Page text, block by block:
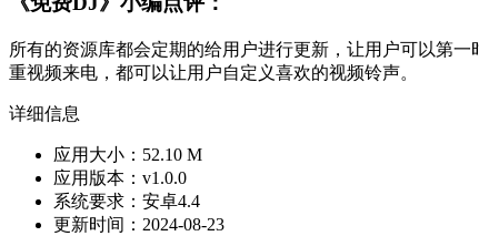
所有的资源库都会定期的给用户进行更新，让用户可以第
重视频来电，都可以让用户自定义喜欢的视频铃声。
详细信息
应用大小：52.10 M
应用版本：v1.0.0
系统要求：安卓4.4
更新时间：2024-08-23